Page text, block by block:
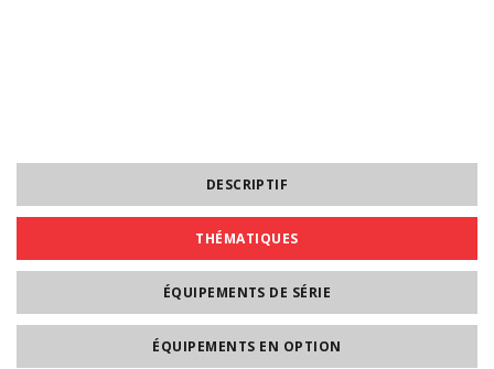
DESCRIPTIF
THÉMATIQUES
ÉQUIPEMENTS DE SÉRIE
ÉQUIPEMENTS EN OPTION